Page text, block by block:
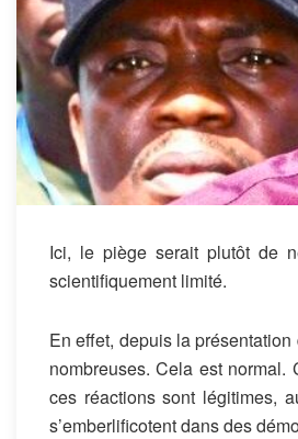
Ici, le piège serait plutôt de
scientifiquement limité.
En effet, depuis la
nombreuses. Cela est normal.
ces réactions sont légitimes,
s’emberlificotent dans des